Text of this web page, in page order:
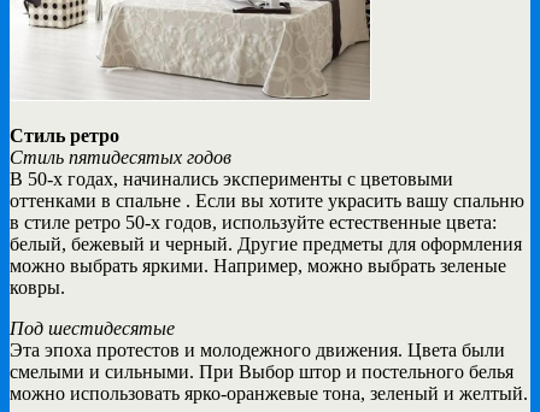
Стиль ретро
Стиль пятидесятых годов
В 50-х годах, начинались эксперименты с цветовыми
оттенками в спальне . Если вы хотите украсить вашу спальню
в стиле ретро 50-х годов, используйте естественные цвета:
белый, бежевый и черный. Другие предметы для оформления
можно выбрать яркими. Например, можно выбрать зеленые
ковры.
Под шестидесятые
Эта эпоха протестов и молодежного движения. Цвета были
смелыми и сильными. При Выбор штор и постельного белья
можно использовать ярко-оранжевые тона, зеленый и желтый.